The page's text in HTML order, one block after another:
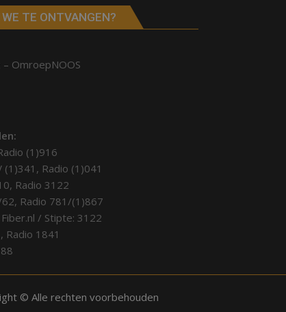
TE ONTVANGEN?
OmroepNOOS
(1)916
(1)341, Radio (1)041
Radio 3122
62, Radio 781/(1)867
/ Stipte: 3122
Radio 1841
© Alle rechten voorbehouden